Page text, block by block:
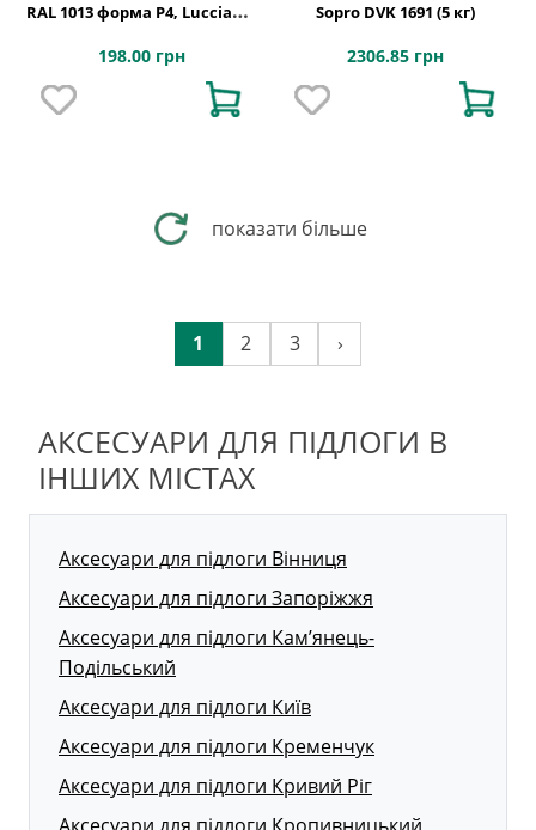
RAL 1013 форма P4, Lucciano,
198.00 грн
Sopro DVK 1691 (5 кг)
2306.85 грн
показати більше
1 2 3 ›
АКСЕСУАРИ ДЛЯ ПІДЛОГИ В
ІНШИХ МІСТАХ
Аксесуари для підлоги Вінниця
Аксесуари для підлоги Запоріжжя
Аксесуари для підлоги Кам’янець-
Подільський
Аксесуари для підлоги Київ
Аксесуари для підлоги Кременчук
Аксесуари для підлоги Кривий Ріг